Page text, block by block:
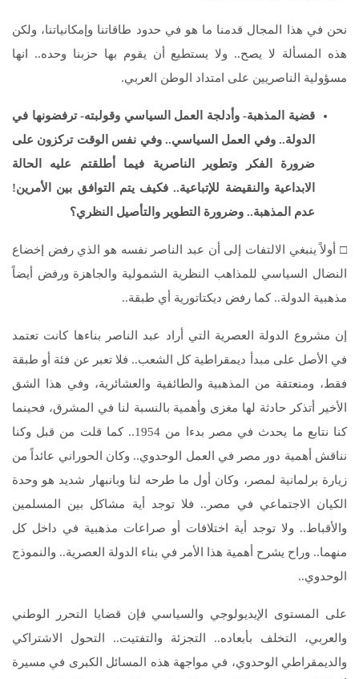
نحن في هذا المجال قدمنا ما هو في حدود طاقاتنا وإمكانياتنا، ولكن
هذه المسألة لا يصح.. ولا يستطيع أن يقوم بها حزبنا وحده.. انها
مسؤولية الناصريين على امتداد الوطن العربي.
قضية المذهبة- وأدلجة العمل السياسي وقولبته- ترفضونها في
الدولة.. وفي العمل السياسي.. وفي نفس الوقت تركزون على
ضرورة الفكر وتطوير الناصرية فيما أطلقتم عليه الحالة
الابداعية والنقيضة للإتباعية.. فكيف يتم التوافق بين الأمرين!
عدم المذهبة.. وضرورة التطوير والتأصيل النظري؟
□ أولاً ينبغي الالتفات إلى أن عبد الناصر نفسه هو الذي رفض إخضاع
النضال السياسي للمذاهب النظرية الشمولية والجاهزة ورفض أيضاً
مذهبية الدولة.. كما رفض ديكتاتورية أي طبقة..
إن مشروع الدولة العصرية التي أراد عبد الناصر بناءها كانت تعتمد
في الأصل على مبدأ ديمقراطية كل الشعب.. فلا تعبر عن فئة أو طبقة
فقط، ومنعتقة من المذهبية والطائفية والعشائرية، وفي هذا الشق
الأخير أتذكر حادثة لها مغزى وأهمية بالنسبة لنا في المشرق، فحينما
كنا نتابع ما يحدث في مصر بدءا من 1954.. كما قلت من قبل وكنا
نناقش أهمية دور مصر في العمل الوحدوي.. وكان الحوراني عائداً من
زيارة برلمانية لمصر، وكان أول ما طرحه لنا وبانبهار شديد هو وحدة
الكيان الاجتماعي في مصر.. فلا توجد أية مشاكل بين المسلمين
والأقباط.. ولا توجد أية اختلافات أو صراعات مذهبية في داخل كل
منهما.. وراح يشرح أهمية هذا الأمر في بناء الدولة العصرية.. والنموذج
الوحدوي..
على المستوى الإيديولوجي والسياسي فإن قضايا التحرر الوطني
والعربي، التخلف بأبعاده.. التجزئة والتفتيت.. التحول الاشتراكي
والديمقراطي الوحدوي، في مواجهة هذه المسائل الكبرى في مسيرة